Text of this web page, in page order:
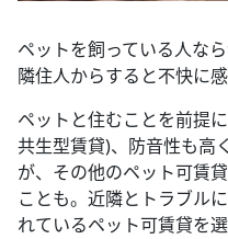
ペットを飼っている人な
隣住人からすると不快に
ペットと住むことを前提
共生型賃貸)、防音性も高
が、その他のペット可賃
ことも。近隣とトラブル
れているペット可賃貸を